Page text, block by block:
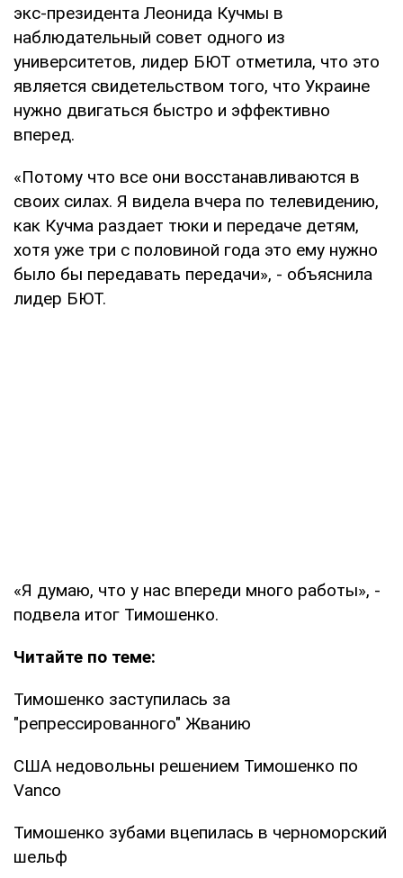
экс-президента Леонида Кучмы в
наблюдательный совет одного из
университетов, лидер БЮТ отметила, что это
является свидетельством того, что Украине
нужно двигаться быстро и эффективно
вперед.
«Потому что все они восстанавливаются в
своих силах. Я видела вчера по телевидению,
как Кучма раздает тюки и передаче детям,
хотя уже три с половиной года это ему нужно
было бы передавать передачи», - объяснила
лидер БЮТ.
«Я думаю, что у нас впереди много работы», -
подвела итог Тимошенко.
Читайте по теме:
Тимошенко заступилась за
"репрессированного" Жванию
США недовольны решением Тимошенко по
Vanco
Тимошенко зубами вцепилась в черноморский
шельф